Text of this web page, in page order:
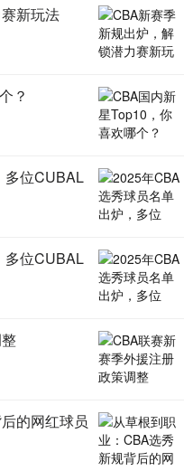
新玩法
？
多位CUBAL
多位CUBAL
的网红球员